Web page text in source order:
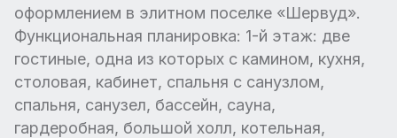
оформлением в элитном поселке «Шервуд».
Функциональная планировка: 1-й этаж: две
гостиные, одна из которых с камином, кухня,
столовая, кабинет, спальня с санузлом,
спальня, санузел, бассейн, сауна,
гардеробная, большой холл, котельная,